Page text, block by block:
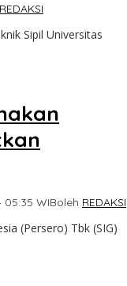
REDAKSI
Sipil Universitas
05:35 WIBoleh REDAKSI
(Persero) Tbk (SIG)